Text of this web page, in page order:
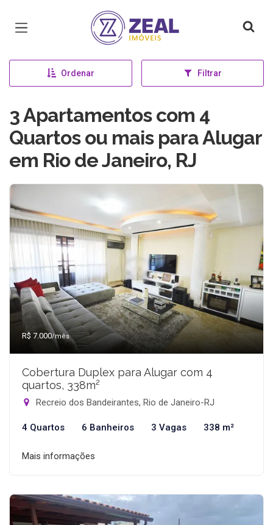
Página inicial
Ordenar Filtrar
3 Apartamentos com 4
Quartos ou mais para Alugar
em Rio de Janeiro, RJ
R$ 7.000/mês
Cobertura Duplex para Alugar com 4
quartos, 338m²
Recreio dos Bandeirantes, Rio de Janeiro-RJ
4 Quartos 6 Banheiros 3 Vagas 338 m²
Mais informações